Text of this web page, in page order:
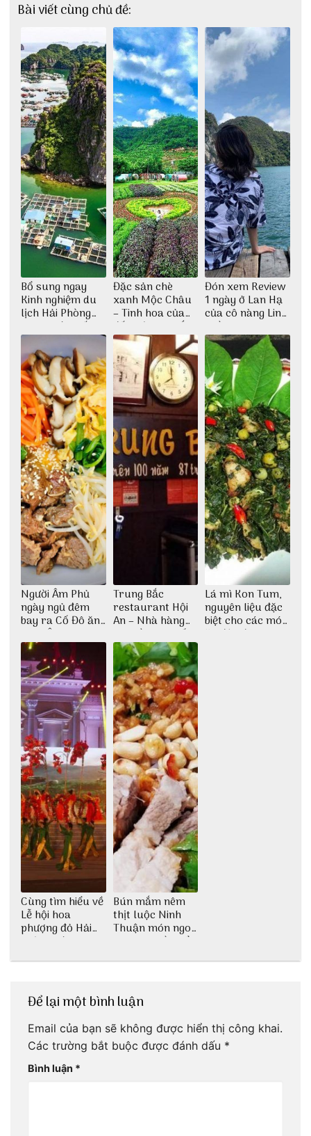
Bài viết cùng chủ đề:
Bổ sung ngay
Kinh nghiệm du
lịch Hải Phòng
2022 mới nhất
Đặc sản chè
xanh Mộc Châu
– Tinh hoa của
đất trời Tây Bắc
Đón xem Review
1 ngày ở Lan Hạ
của cô nàng Linh
Trần
Người Âm Phủ
ngày ngủ đêm
bay ra Cố Đô ăn
Cơm Âm Phủ
Huế
Trung Bắc
restaurant Hội
An – Nhà hàng
cao lầu có thiết
kế vô cùng ấn
tượng giữa lòng
phố Hội
Lá mì Kon Tum,
nguyên liệu đặc
biệt cho các món
ăn độc đáo
Cùng tìm hiểu về
Lễ hội hoa
phượng đỏ Hải
Phòng với 3vi.vn
Bún mắm nêm
thịt luộc Ninh
Thuận món ngon
dân dã miền biển
Để lại một bình luận
Email của bạn sẽ không được hiển thị công khai.
Các trường bắt buộc được đánh dấu *
Bình luận *